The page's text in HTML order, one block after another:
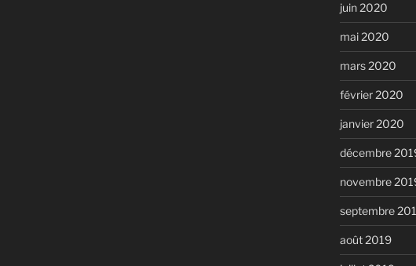
juin 2020
mai 2020
mars 2020
février 2020
janvier 2020
décembre
novembre
septembre
août 2019